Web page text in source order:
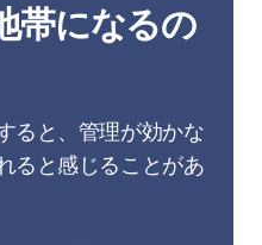
帯になるの
ると、管理が効かな
ると感じることがあ